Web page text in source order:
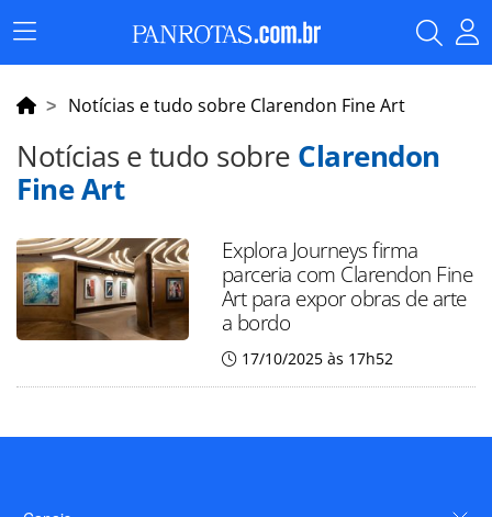
Menu
Principal
Notícias e tudo sobre Clarendon Fine Art
Notícias e tudo sobre Clarendon
Fine Art
Explora Journeys firma
parceria com Clarendon Fine
Art para expor obras de arte
a bordo
17/10/2025 às 17h52